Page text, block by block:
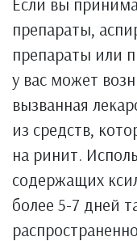
препараты,
препараты или
у вас может
вызванная
из средств,
на ринит.
содержащих
более 5-7 дней